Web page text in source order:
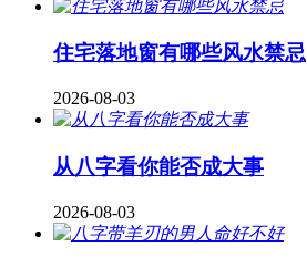
住宅落地窗有哪些风水禁忌
2026-08-03
从八字看你能否成大事
2026-08-03